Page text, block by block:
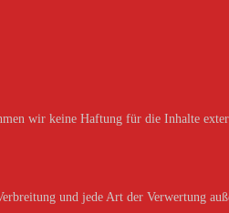
wir keine Haftung für die Inhalte
und jede Art der Verwertung